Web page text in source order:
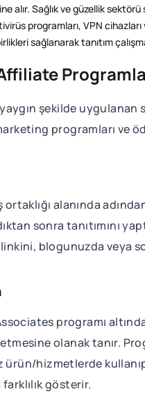
alır. Sağlık ve güzellik
programları, VPN
sağlanarak tanıtım
şekilde uygulanan
programları ve
ortaklığı alanında
sonra tanıtımını
blogunuzda veya
programı
olanak tanır.
ürün/hizmetlerde
gösterir.